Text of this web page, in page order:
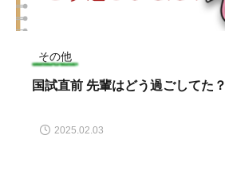
その他
国試直前 先輩はどう過ごしてた？
2025.02.03